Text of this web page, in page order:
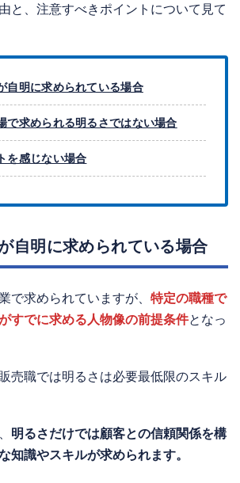
と、注意すべきポイントについて見て
自明に求められている場合
で求められる明るさではない場合
を感じない場合
自明に求められている場合
で求められていますが、 特定の職種で
すでに求める人物像の前提条件となっ
売職では明るさは必要最低限のスキル
明るさだけでは顧客との信頼関係を構
知識やスキルが求められます。